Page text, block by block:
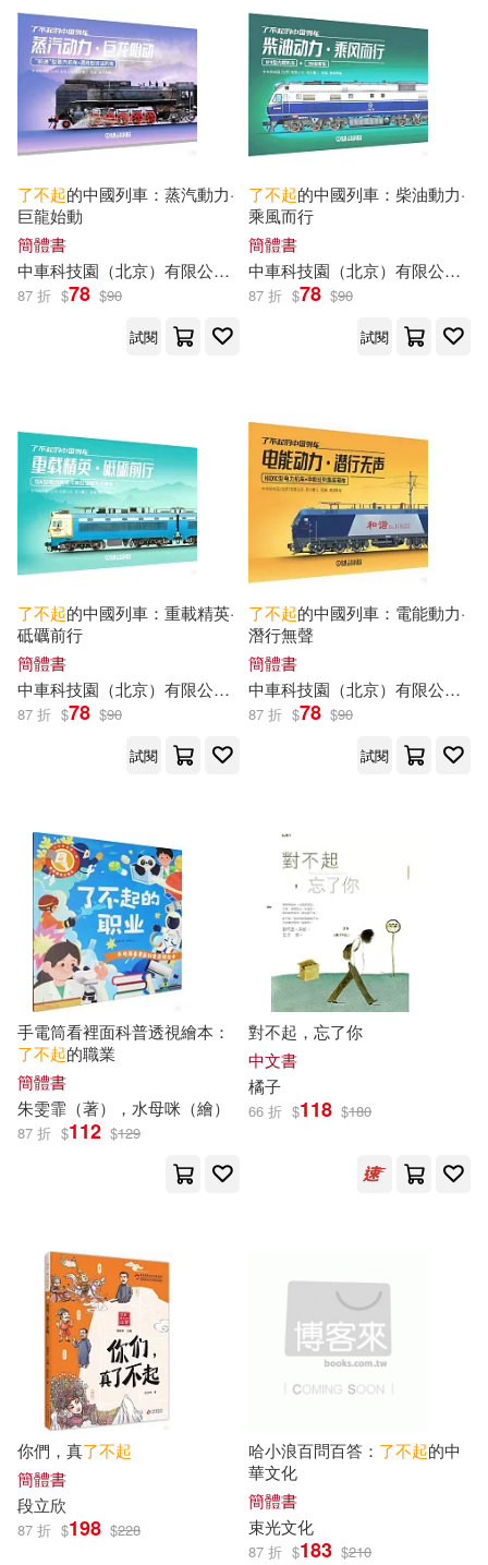
d，F．S．）(1)
[美]羅伯特·羅素(1)
[美]菲茨傑拉德（Fitzgerald，F．
[美]菲茨杰拉德(1)
[美]菲茨杰拉德（Fitzgerald(1)
[英]安迪·科普(1)
[英]艾米·布拉德利(1)
[英]馬克·斯佩林(1) ʢε(1)
ҫһ(1)
《了不起的動物朋友》(1)
《怡焙》欄目組(1)
ぶんころり(1)
みちのくアタミ(1)
丁寧（主編），奧利德紙飛機(1)
丁艷麗(1)
中國工程院新聞辦公室(1)
中車科技園（北京）有限公司，鐵
北重工組(1)
亂世長安(1)
付賽男，書蟲文化(1)
仲利民(1) 任仲文(1)
任昭君(1)
時代文藝出版社(2)
未來出版社(2)
東方出版中心(2) 東立(2)
江蘇鳳凰少年兒童出版社(2)
浙江少年兒童出版社(2)
浙江文藝出版社(2)
立信會計出版社(2)
華齡出版社(2)
萬卷出版公司(2) 複刻文化(2)
西苑出版社(2) 遠流(2)
重慶出版社(2) Ingram(1)
三聯(1) 三采(1)
上海交通大學出版社(1)
上海古籍出版社(1)
上海大學出版社(1)
上海書畫出版社(1)
上海辭書出版社(1)
世界圖書出版公司北京公司(1)
中國三峽出版社(1)
中國人民大學出版社(1)
了不起的中國列車：蒸汽動力·
巨龍始動
簡體書
中車科技園（北京）有限公司，鐵北重工
87 折 $78 $90
試閱
了不起的中國列車：柴油動力·
乘風而行
簡體書
中車科技園（北京）有限公司，鐵北重工
87 折 $78 $90
試閱
了不起的中國列車：重載精英·
砥礪前行
簡體書
中車科技園（北京）有限公司，鐵北重工
87 折 $78 $90
試閱
了不起的中國列車：電能動力·
潛行無聲
簡體書
中車科技園（北京）有限公司，鐵北重工組
87 折 $78 $90
試閱
手電筒看裡面科普透視繪本：
了不起的職業
簡體書
朱雯霏（著），水母咪（繪）
87 折 $112 $129
對不起，忘了你
中文書
橘子
66 折 $118 $180
你們，真了不起
簡體書
段立欣
87 折 $198 $228
哈小浪百問百答： 了不起的中
華文化
簡體書
束光文化
87 折 $183 $210